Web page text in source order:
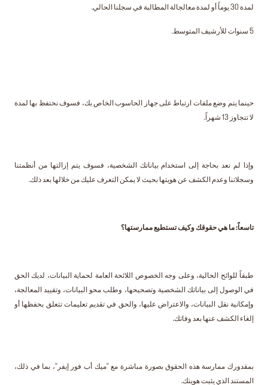
لمدة 30 يوماً أو لمدة معالجالة المطالبة في سجلنا الحالي.
5 سنوات للأرشيف المتوسط.
حينما يتم وضع ملفات ارتباط على جهاز الحاسوب الخاص بك، فسوف نحتفظ بها لمدة
لا تتجاوز 13 شهراً.
وإذا لم نعد بحاجة إلى استخدام بياناتك الشخصية، فسوف يتم إزالتها من أنظمتنا
وسجلاتنا وعدم الكشف عن هويتها بحيث لا يمكن التعرف عليك من خلالها بعد ذلك.
تاسعاً: ما هي حقوقك وكيف تستطيع ممارستها؟
طبقاً للوائح الحالية، وعلى وجه الخصوص اللائحة العامة لحماية البيانات، لديك الحق
في الوصول إلى بياناتك الشخصية وتصحيحها، وطلب محو البيانات، وتقييد المعالجة،
وإمكانية نقل البيانات، والاعتراض عليها، والحق في تقديم تعليمات تتعلق بحفظها أو
إلغاء الكشف عنها بعد وفاتك.
بمقدورك ممارسة هذه الحقوق بصورة مباشرة مع "ميك أب فور إيفر"، بما في ذلك،
المستند الذي يثبت هويتك.